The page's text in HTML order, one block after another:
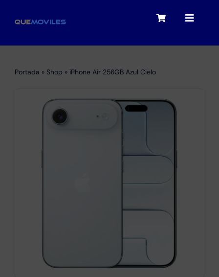
Toggle
My account
Checkout
Toggle
Audio
Portátiles
Cámaras
Portada » Shop » iPhone Air 256GB Azul Cielo